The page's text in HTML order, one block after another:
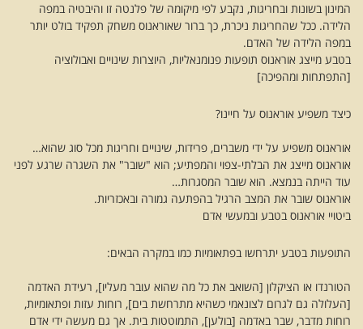
המינון בשונות ובחריגות, נקבע לפי מיקומה של פלנטה זו והיבטיה במפה
הלידה. ככל שהחריגות ניכרת, כך ברור שאוראנוס משחק תפקיד בולט יותר
במפה הלידה של האדם.
בטבע מייצג אוראנוס תופעות פנומנאליות, היוצרות שינויים ואבולוציה
[התפתחות ומהפיכה]
כיצד משפיע אוראנוס על חיינו?
אוראנוס משפיע על ידי משברים, פרידות, שינויים וחריגות מכל סוג שהוא…
אוראנוס מייצג את הבלתי-צפוי והמפתיע; הוא "שובר" את השגרה שרגע לפני
עוד הייתה בנמצא. הוא שובר המסגרות…
אוראנוס שובר את המצב הרגיל בהפתעה גמורה ובאכזריות.
ביטויי אוראנוס בטבע ובמעשי אדם
התופעות בטבע יתרחשו בפתאומיות כמו במקרה הבאים:
הטורנדו או הציקלון [השואב את כל מה שהוא עובר מעליו], רעידת האדמה
[העלולה גם לגרום לצונאמי כשהיא מתרחשת בים], רוחות עזות ופתאומיות,
רוחות מדבר, שבר באדמה [בולען], התמוטטות בית. אך גם מעשה ידי אדם